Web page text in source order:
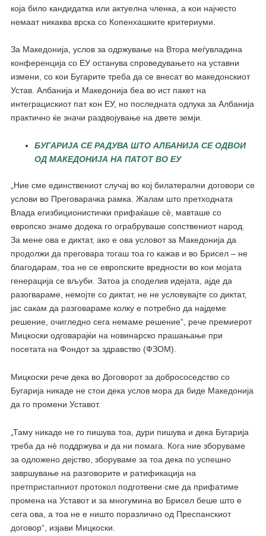
која било кандидатка или актуелна членка, а кои најчесто
немаат никаква врска со Копенхашките критериуми.
За Македонија, услов за одржување на Втора меѓувладина
конференција со ЕУ останува спроведувањето на уставни
измени, со кои Бугарите треба да се внесат во македонскиот
Устав. Албанија и Македонија беа во ист пакет на
интеграцискиот пат кон ЕУ, но последната одлука за Албанија
практично ќе значи раздвојување на двете земји.
БУГАРИЈА СЕ РАДУВА ШТО АЛБАНИЈА СЕ ОДВОИ
ОД МАКЕДОНИЈА НА ПАТОТ ВО ЕУ
„Ние сме единствениот случај во кој билатерални договори се
услови во Преговарачка рамка. Жалам што претходната
Влада егизбиционистички прифаќаше сè, мавташе со
европско знаме додека го ограбруваше сопствениот народ.
За мене ова е диктат, ако е ова условот за Македонија да
продолжи да преговара тогаш тоа го кажав и во Брисел – не
благодарам, тоа не се европските вредности во кои мојата
генерација се вљуби. Затоа ја споделив идејата, ајде да
разогвараме, немојте со диктат, не не условувајте со диктат,
јас сакам да разговараме колку е потребно да најдеме
решение, очигледно сега немаме решение“, рече премиерот
Мицкоски одговарајќи на новинарско прашањање при
посетата на Фондот за здравство (ФЗОМ).
Мицкоски рече дека во Договорот за добрососедство со
Бугарија никаде не стои дека услов мора да биде Македонија
да го промени Уставот.
„Таму никаде не го пишува тоа, дури пишува и дека Бугарија
треба да нè поддржува и да ни помага. Кога ние зборуваме
за одложено дејство, зборуваме за тоа дека по успешно
завршување на разговорите и ратификација на
претпристапниот протокол подготвени сме да прифатиме
промена на Уставот и за многумина во Брисел беше што е
сега ова, а тоа не е ништо поразлично од Преспанскиот
договор“, изјави Мицкоски.